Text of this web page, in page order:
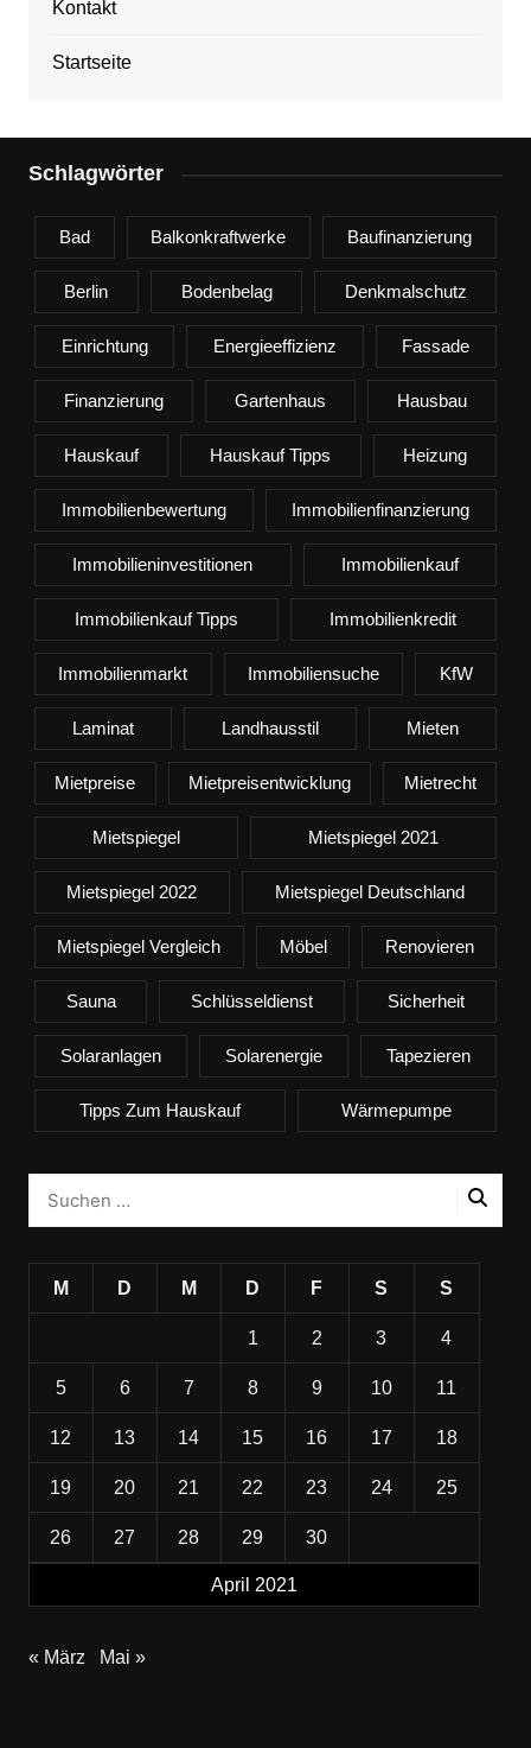
Kontakt
Startseite
Schlagwörter
Bad Balkonkraftwerke Baufinanzierung
Berlin Bodenbelag Denkmalschutz
Einrichtung Energieeffizienz Fassade
Finanzierung Gartenhaus Hausbau
Hauskauf Hauskauf Tipps Heizung
Immobilienbewertung Immobilienfinanzierung
Immobilieninvestitionen Immobilienkauf
Immobilienkauf Tipps Immobilienkredit
Immobilienmarkt Immobiliensuche KfW
Laminat Landhausstil Mieten
Mietpreise Mietpreisentwicklung Mietrecht
Mietspiegel Mietspiegel 2021
Mietspiegel 2022 Mietspiegel Deutschland
Mietspiegel Vergleich Möbel Renovieren
Sauna Schlüsseldienst Sicherheit
Solaranlagen Solarenergie Tapezieren
Tipps Zum Hauskauf Wärmepumpe
April 2021
M D M D F S S
1 2 3 4
5 6 7 8 9 10 11
12 13 14 15 16 17 18
19 20 21 22 23 24 25
26 27 28 29 30
« März Mai »